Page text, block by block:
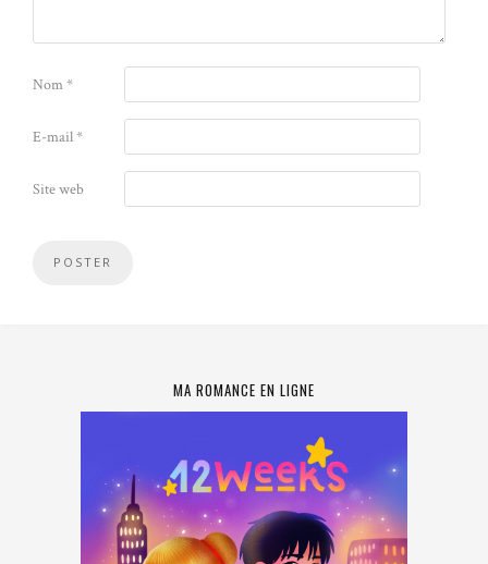
Nom*
E-mail*
Site web
MA ROMANCE EN LIGNE